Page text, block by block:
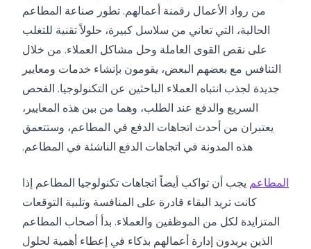
من رواد الأعمال رقمنة أعمالهم. تطور صناعة المطاعم
الحالية، التي تعاني من سلاسل كبيرة، حلولاً تقنية للتغلب
على نقص القوى العاملة وحل مشاكل العملاء. من خلال
التنافس مع بعضهم البعض، يقومون بإنشاء خدمات ومعايير
جديدة لجذب انتباه العملاء الباحثين عن التكنولوجيا. الفحص
السريع والدفع عند الطلب، وهما من بين هذه المعايير،
يعتبران من أحدث اتجاهات الدفع في المطاعم، وستتعمق
هذه المدونة في اتجاهات الدفع الناشئة في المطاعم.
المطاعم يجب أن تواكب أيضاً اتجاهات تكنولوجيا المطاعم إذا
كانت تريد البقاء قادرة على المنافسة وتلبية التوقعات
المتزايدة لكل من الموظفين والعملاء. بدأ أصحاب المطاعم
الذين يريدون إدارة أعمالهم بذكاء في إعطاء أهمية لحلول